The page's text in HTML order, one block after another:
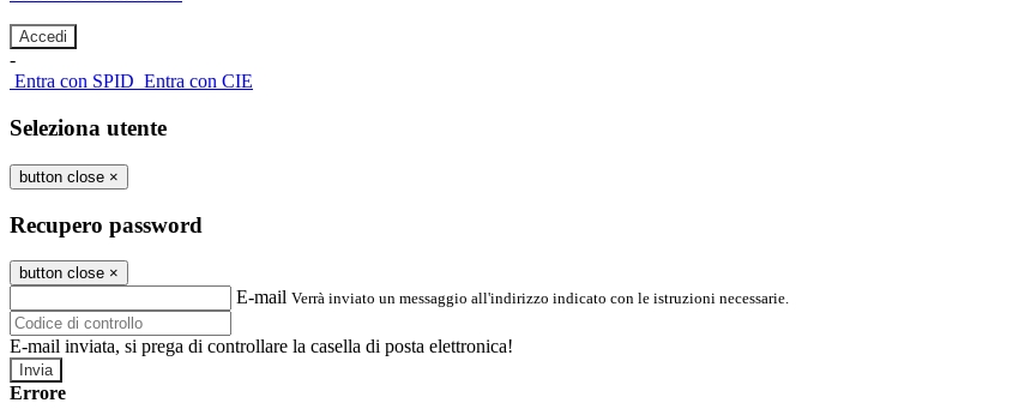
-
Entra con SPID Entra con CIE
Seleziona utente
button close ×
Recupero password
button close ×
E-mail Verrà inviato un messaggio all'indirizzo indicato con le istruzioni necessarie.
E-mail inviata, si prega di controllare la casella di posta elettronica!
Errore